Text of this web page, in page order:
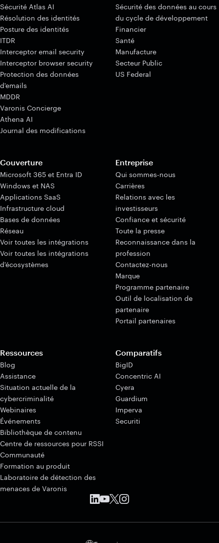
Sécurité Atlas AI
Résolution des identités
Posture des identités
ITDR
Interceptor email security
Interceptor browser security
Protection des données
d'emails
MDDR
Varonis Concierge
Athena AI
Journal des modifications
Sécurité des données au cours
du cycle de développement
Financier
Santé
Manufacture
Secteur Public
US Federal
Couverture
Microsoft 365 et Entra ID
Windows et NAS
Applications SaaS
Infrastructure cloud
Bases de données
Réseau
Voir toutes les intégrations
Voir toutes les intégrations
d'écosystèmes
Entreprise
Qui sommes-nous
Carrières
Relations avec les
investisseurs
Confiance et sécurité
Toute la presse
Reconnaissance dans la
profession
Contactez-nous
Marque
Programme partenaire
Outil de localisation de
partenaire
Portail partenaires
Ressources
Blog
Assistance
Situation actuelle de la
cybercriminalité
Webinaires
Événements
Bibliothèque de contenu
Centre de ressources pour RSSI
Communauté
Formation au produit
Laboratoire de détection des
menaces de Varonis
Comparatifs
BigID
Concentric AI
Cyera
Guardium
Imperva
Securiti